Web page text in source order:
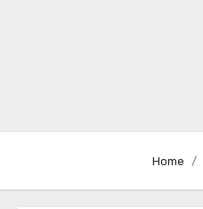
Home